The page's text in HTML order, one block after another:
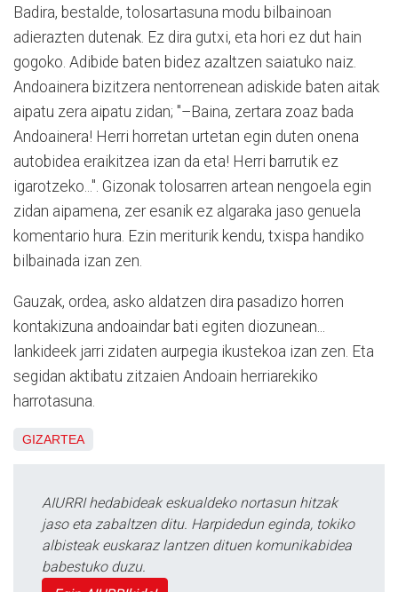
Badira, bestalde, tolosartasuna modu bilbainoan
adierazten dutenak. Ez dira gutxi, eta hori ez dut hain
gogoko. Adibide baten bidez azaltzen saiatuko naiz.
Andoainera bizitzera nentorrenean adiskide baten aitak
aipatu zera aipatu zidan; "–Baina, zertara zoaz bada
Andoainera! Herri horretan urtetan egin duten onena
autobidea eraikitzea izan da eta! Herri barrutik ez
igarotzeko...". Gizonak tolosarren artean nengoela egin
zidan aipamena, zer esanik ez algaraka jaso genuela
komentario hura. Ezin meriturik kendu, txispa handiko
bilbainada izan zen.
Gauzak, ordea, asko aldatzen dira pasadizo horren
kontakizuna andoaindar bati egiten diozunean...
lankideek jarri zidaten aurpegia ikustekoa izan zen. Eta
segidan aktibatu zitzaien Andoain herriarekiko
harrotasuna.
GIZARTEA
AIURRI hedabideak eskualdeko nortasun hitzak
jaso eta zabaltzen ditu. Harpidedun eginda, tokiko
albisteak euskaraz lantzen dituen komunikabidea
babestuko duzu.